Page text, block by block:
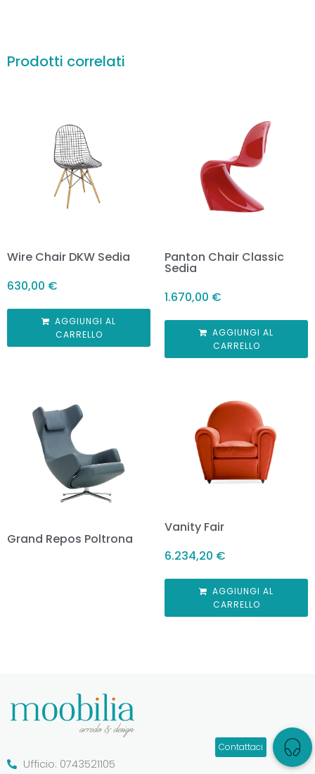
Prodotti correlati
Wire Chair DKW Sedia
630,00 €
AGGIUNGI AL
CARRELLO
Panton Chair Classic
Sedia
1.670,00 €
AGGIUNGI AL
CARRELLO
Grand Repos Poltrona
Vanity Fair
6.234,20 €
AGGIUNGI AL
CARRELLO
Ufficio: 0743521105